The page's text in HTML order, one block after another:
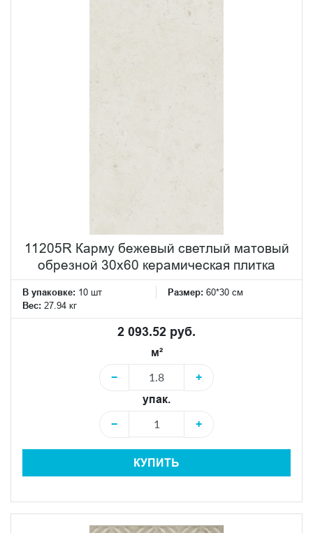
11205R Карму бежевый светлый матовый
обрезной 30х60 керамическая плитка
В упаковке: 10 шт Размер: 60*30 см
Вес: 27.94 кг
2 093.52 руб.
м²
−
+
упак.
−
+
КУПИТЬ